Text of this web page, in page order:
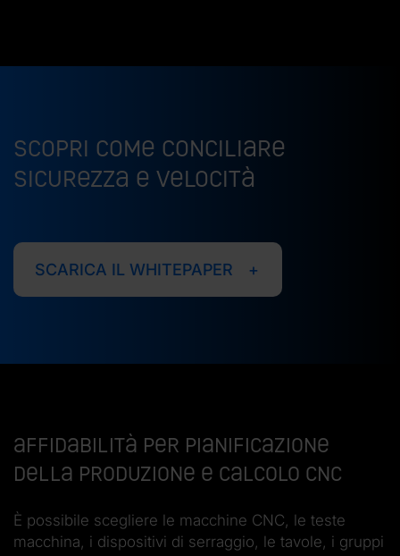
Scopri come conciliare
sicurezza e velocità
SCARICA IL WHITEPAPER
Affidabilità per pianificazione
della produzione e calcolo CNC
È possibile scegliere le macchine CNC, le teste
macchina, i dispositivi di serraggio, le tavole, i gruppi